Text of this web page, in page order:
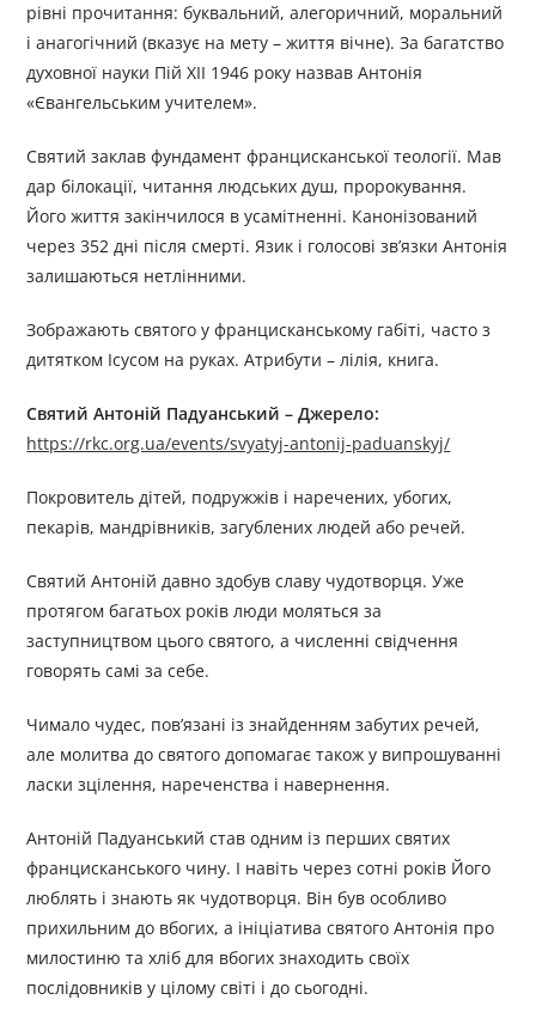
рівні прочитання: буквальний, алегоричний, моральний
і анагогічний (вказує на мету – життя вічне). За багатство
духовної науки Пій ХІІ 1946 року назвав Антонія
«Євангельським учителем».
Святий заклав фундамент францисканської теології. Мав
дар білокації, читання людських душ, пророкування.
Його життя закінчилося в усамітненні. Канонізований
через 352 дні після смерті. Язик і голосові зв’язки Антонія
залишаються нетлінними.
Зображають святого у францисканському габіті, часто з
дитятком Ісусом на руках. Атрибути – лілія, книга.
Святий Антоній Падуанський – Джерело:
https://rkc.org.ua/events/svyatyj-antonij-paduanskyj/
Покровитель дітей, подружжів і наречених, убогих,
пекарів, мандрівників, загублених людей або речей.
Святий Антоній давно здобув славу чудотворця. Уже
протягом багатьох років люди моляться за
заступництвом цього святого, а численні свідчення
говорять самі за себе.
Чимало чудес, пов’язані із знайденням забутих речей,
але молитва до святого допомагає також у випрошуванні
ласки зцілення, нареченства і навернення.
Антоній Падуанський став одним із перших святих
францисканського чину. І навіть через сотні років Його
люблять і знають як чудотворця. Він був особливо
прихильним до вбогих, а ініціатива святого Антонія про
милостиню та хліб для вбогих знаходить своїх
послідовників у цілому світі і до сьогодні.